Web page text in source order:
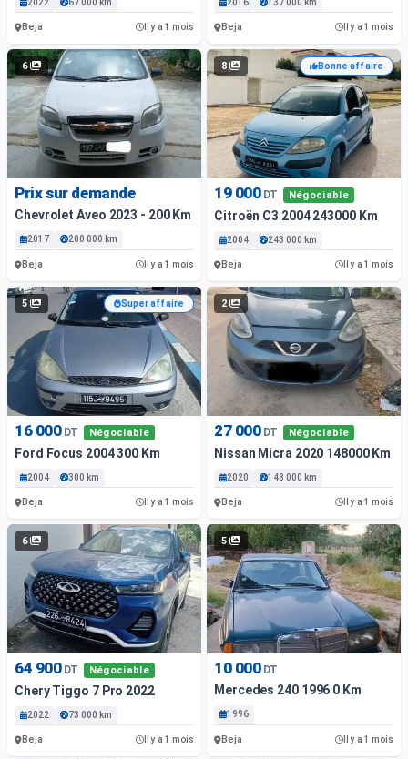
2022 67 000 km
Beja Il y a 1 mois
2016 137 000 km
Beja Il y a 1 mois
6
Prix sur demande
Chevrolet Aveo 2023 - 200 Km - Essence
2017 200 000 km
Beja Il y a 1 mois
8 Bonne affaire
19 000 DT Négociable
Citroën C3 2004 243000 Km
2004 243 000 km
Beja Il y a 1 mois
5 Super affaire
16 000 DT Négociable
Ford Focus 2004 300 Km
2004 300 km
Beja Il y a 1 mois
2
27 000 DT Négociable
Nissan Micra 2020 148000 Km
2020 148 000 km
Beja Il y a 1 mois
6
64 900 DT Négociable
Chery Tiggo 7 Pro 2022
2022 73 000 km
Beja Il y a 1 mois
5
10 000 DT
Mercedes 240 1996 0 Km
1996
Beja Il y a 1 mois